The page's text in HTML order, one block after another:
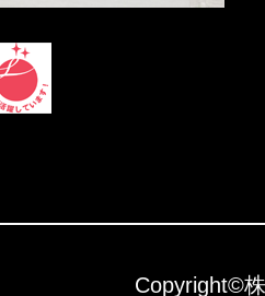
Copyright©